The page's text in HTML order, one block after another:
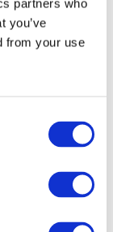
partners who
you’ve
from your use